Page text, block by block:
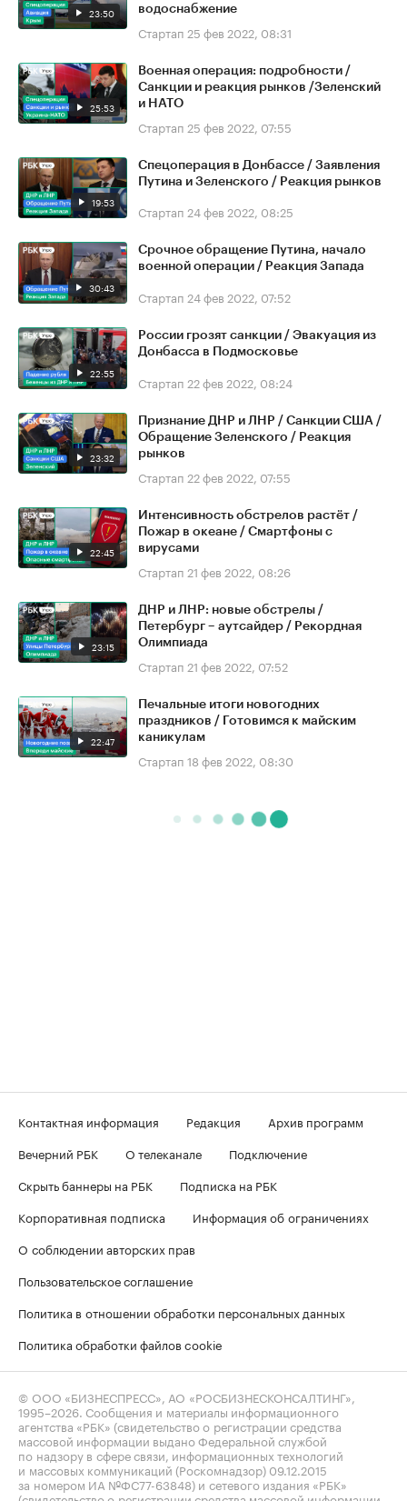
23:50
водоснабжение
Стартап 25 фев 2022, 08:31
25:53
Военная операция: подробности /
Санкции и реакция рынков /Зеленский
и НАТО
Стартап 25 фев 2022, 07:55
19:53
Спецоперация в Донбассе / Заявления
Путина и Зеленского / Реакция рынков
Стартап 24 фев 2022, 08:25
30:43
Срочное обращение Путина, начало
военной операции / Реакция Запада
Стартап 24 фев 2022, 07:52
22:55
России грозят санкции / Эвакуация из
Донбасса в Подмосковье
Стартап 22 фев 2022, 08:24
23:32
Признание ДНР и ЛНР / Санкции США /
Обращение Зеленского / Реакция
рынков
Стартап 22 фев 2022, 07:55
22:45
Интенсивность обстрелов растёт /
Пожар в океане / Смартфоны с
вирусами
Стартап 21 фев 2022, 08:26
23:15
ДНР и ЛНР: новые обстрелы /
Петербург – аутсайдер / Рекордная
Олимпиада
Стартап 21 фев 2022, 07:52
22:47
Печальные итоги новогодних
праздников / Готовимся к майским
каникулам
Стартап 18 фев 2022, 08:30
Контактная информация Редакция
Архив программ
Вечерний РБК
О телеканале
Подключение
Скрыть баннеры на РБК
Подписка на РБК
Корпоративная подписка
Информация об ограничениях
О соблюдении авторских прав
Пользовательское соглашение
Политика в отношении обработки персональных данных
Политика обработки файлов cookie
© ООО «БИЗНЕСПРЕСС», АО «РОСБИЗНЕСКОНСАЛТИНГ»,
1995–2026 . Сообщения и материалы информационного
агентства «РБК» (свидетельство о регистрации средства
массовой информации выдано Федеральной службой
по надзору в сфере связи, информационных технологий
и массовых коммуникаций (Роскомнадзор) 09.12.2015
за номером ИА №ФС77-63848) и сетевого издания «РБК»